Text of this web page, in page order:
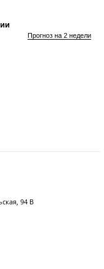
Прогноз на 2 недели
94 В